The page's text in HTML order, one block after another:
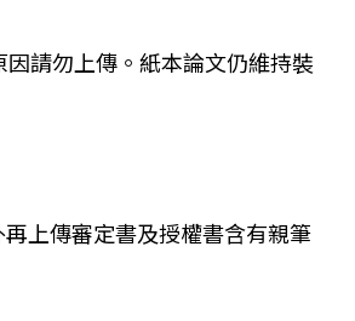
請勿上傳。紙本論文仍維持裝
上傳審定書及授權書含有親筆